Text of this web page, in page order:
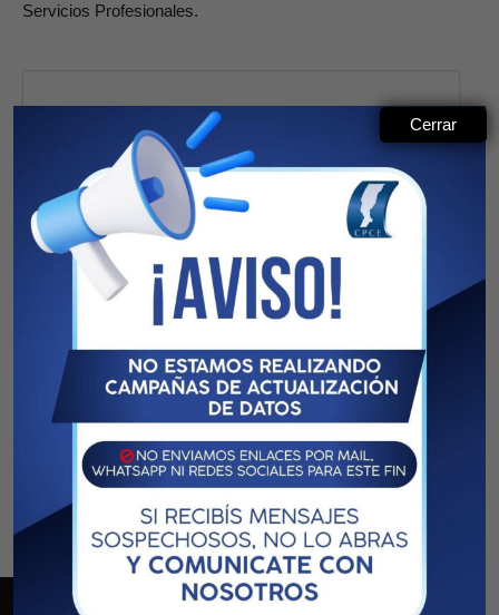
Servicios Profesionales.
Acceso Profesionales
Usuario
Ingresar
Cerrar